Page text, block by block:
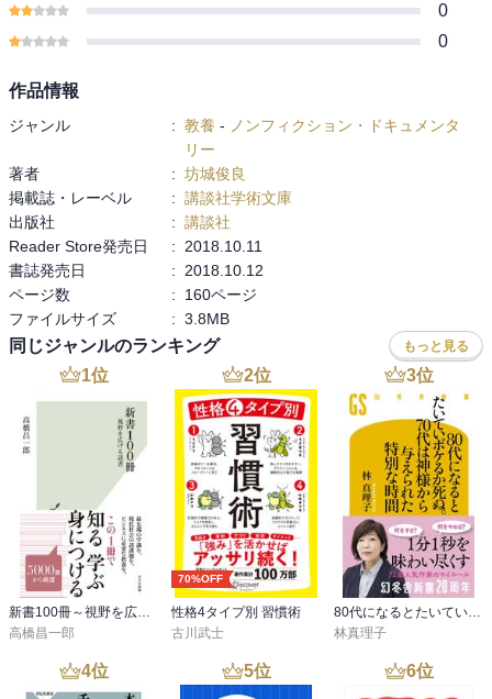
0
0
作品情報
ジャンル : 教養 - ノンフィクション・ドキュメンタ
リー
著者
: 坊城俊良
掲載誌・レーベル
: 講談社学術文庫
出版社
: 講談社
Reader Store発売日
:
2018.10.11
書誌発売日
:
2018.10.12
ページ数
:
160ページ
ファイルサイズ
: 3.8MB
同じジャンルのランキング もっと見る
1位
新書100冊～視野を広げる読書～
高橋昌一郎
2位
70%OFF
性格4タイプ別 習慣術
古川武士
3位
80代になるとたいていボケるか死ぬ。70代は神様から与えられた特別な時間
林真理子
4位 5位 6位